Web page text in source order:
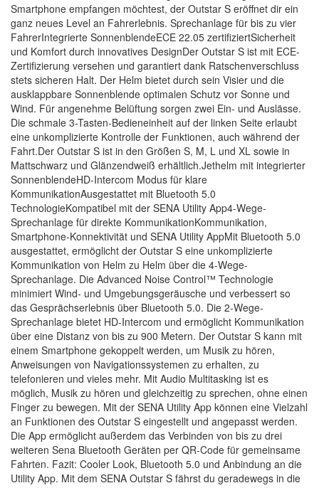
Smartphone empfangen möchtest, der Outstar S eröffnet dir ein
ganz neues Level an Fahrerlebnis. Sprechanlage für bis zu vier
FahrerIntegrierte SonnenblendeECE 22.05 zertifiziertSicherheit
und Komfort durch innovatives DesignDer Outstar S ist mit ECE-
Zertifizierung versehen und garantiert dank Ratschenverschluss
stets sicheren Halt. Der Helm bietet durch sein Visier und die
ausklappbare Sonnenblende optimalen Schutz vor Sonne und
Wind. Für angenehme Belüftung sorgen zwei Ein- und Auslässe.
Die schmale 3-Tasten-Bedieneinheit auf der linken Seite erlaubt
eine unkomplizierte Kontrolle der Funktionen, auch während der
Fahrt.Der Outstar S ist in den Größen S, M, L und XL sowie in
Mattschwarz und Glänzendweiß erhältlich.Jethelm mit integrierter
SonnenblendeHD-Intercom Modus für klare
KommunikationAusgestattet mit Bluetooth 5.0
TechnologieKompatibel mit der SENA Utility App4-Wege-
Sprechanlage für direkte KommunikationKommunikation,
Smartphone-Konnektivität und SENA Utility AppMit Bluetooth 5.0
ausgestattet, ermöglicht der Outstar S eine unkomplizierte
Kommunikation von Helm zu Helm über die 4-Wege-
Sprechanlage. Die Advanced Noise Control™ Technologie
minimiert Wind- und Umgebungsgeräusche und verbessert so
das Gesprächserlebnis über Bluetooth 5.0. Die 2-Wege-
Sprechanlage bietet HD-Intercom und ermöglicht Kommunikation
über eine Distanz von bis zu 900 Metern. Der Outstar S kann mit
einem Smartphone gekoppelt werden, um Musik zu hören,
Anweisungen von Navigationssystemen zu erhalten, zu
telefonieren und vieles mehr. Mit Audio Multitasking ist es
möglich, Musik zu hören und gleichzeitig zu sprechen, ohne einen
Finger zu bewegen. Mit der SENA Utility App können eine Vielzahl
an Funktionen des Outstar S eingestellt und angepasst werden.
Die App ermöglicht außerdem das Verbinden von bis zu drei
weiteren Sena Bluetooth Geräten per QR-Code für gemeinsame
Fahrten. Fazit: Cooler Look, Bluetooth 5.0 und Anbindung an die
Utility App. Mit dem SENA Outstar S fährst du geradewegs in die